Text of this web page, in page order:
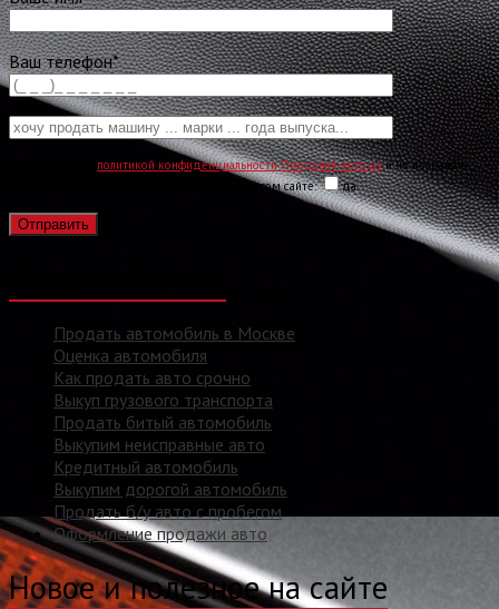
Ваш телефон*
политикой конфиденциальности Продавай-авто.руи не возражаю
против обработки моих личных данных на этом сайте:
да
Продать автомобиль в Москве
Оценка автомобиля
Как продать авто срочно
Выкуп грузового транспорта
Продать битый автомобиль
Выкупим неисправные авто
Кредитный автомобиль
Выкупим дорогой автомобиль
Продать б/у авто с пробегом
Оформление продажи авто
Новое и полезное на сайте